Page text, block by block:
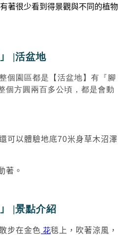
著很少看到得景觀與不同的植物
|活盆地
個園區都是【活盆地】有『腳
個方圓兩百多公頃，都是會動
可以體驗地底70米身草木沼澤
著。
|景點介紹
步在金色 花毯上，吹著涼風，